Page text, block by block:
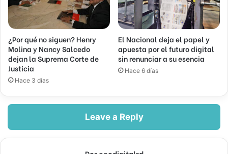
¿Por qué no siguen? Henry
Molina y Nancy Salcedo
dejan la Suprema Corte de
Justicia
Hace 3 días
El Nacional deja el papel y
apuesta por el futuro digital
sin renunciar a su esencia
Hace 6 días
Leave a Reply